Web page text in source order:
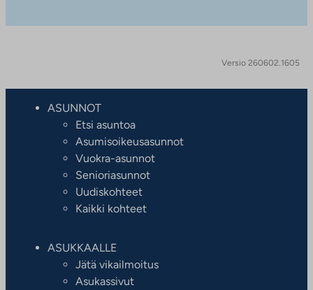
Versio 260602.1605
ASUNNOT
Etsi asuntoa
Asumisoikeusasunnot
Vuokra-asunnot
Senioriasunnot
Uudiskohteet
Kaikki kohteet
ASUKKAALLE
Jätä vikailmoitus
Asukassivut